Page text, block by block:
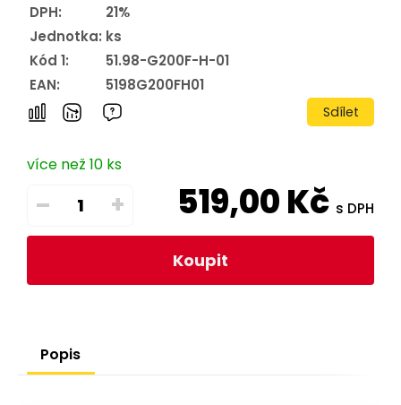
DPH:
21%
Jednotka: ks
Kód 1:
51.98-G200F-H-01
EAN:
5198G200FH01
Sdílet
více než 10 ks
– + 519,00Kč s DPH
Koupit
Popis